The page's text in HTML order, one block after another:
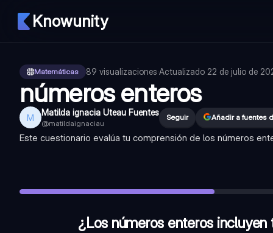
Knowunity
Matemáticas 89 visualizaciones·Actualizado 22 de julio de
números enteros
M Matilda ignacia Uteau Fuentes
@matildaignaciau
Seguir Añadir a fuentes
Este cuestionario evalúa tu comprensión de los números
¿Los números enteros
¿Cómo se representa el opuesto de un número entero 'a'?